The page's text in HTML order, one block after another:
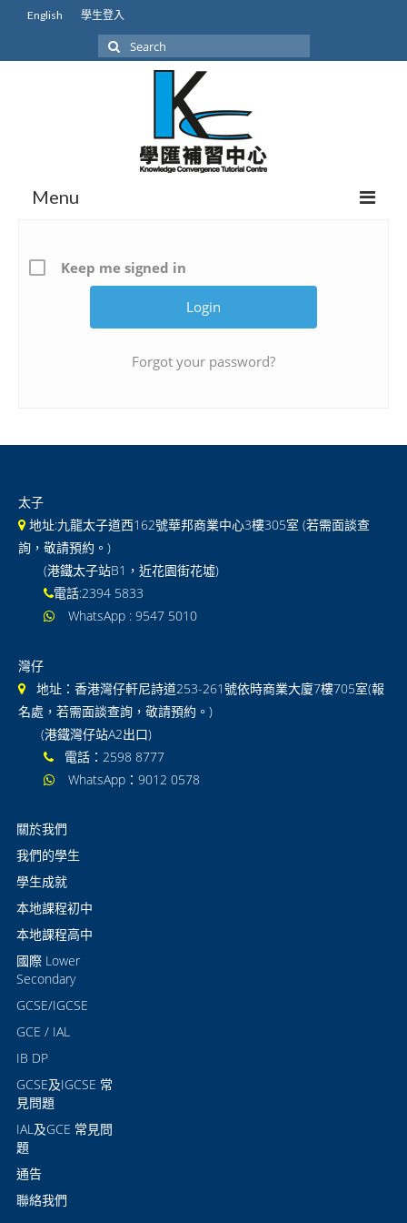
English 學生登入
Search
for:
Menu
我們的學生
GCE / IAL
IB DP
GCSE及IGCSE 常見問題
IAL及GCE 常見問題
通告
聯絡我們
Keep me signed in
Forgot your password?
太子
地址:九龍太子道西162號華邦商業中心3樓305室 (若需面談查
詢，敬請預約。)
(港鐵太子站B1，近花園街花墟)
電話:2394 5833
WhatsApp : 9547 5010
灣仔
地址：香港灣仔軒尼詩道253-261號依時商業大廈7樓705室(報
名處，若需面談查詢，敬請預約。)
(港鐵灣仔站A2出口)
電話：2598 8777
WhatsApp：9012 0578
關於我們
我們的學生
學生成就
本地課程初中
本地課程高中
國際 Lower
Secondary
GCSE/IGCSE
GCE / IAL
IB DP
GCSE及IGCSE 常
見問題
IAL及GCE 常見問
題
通告
聯絡我們